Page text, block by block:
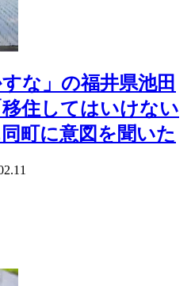
すな」の福井県池田
住してはいけない
町に意図を聞いた